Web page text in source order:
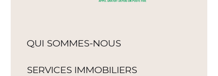
QUI SOMMES-NOUS
SERVICES IMMOBILIERS